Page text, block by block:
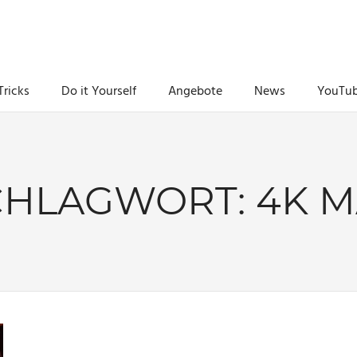
Do it Yourself Angebote News
4K